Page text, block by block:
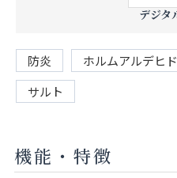
デジタ
防炎 ホルムアルデヒ
サルト
機能・特徴